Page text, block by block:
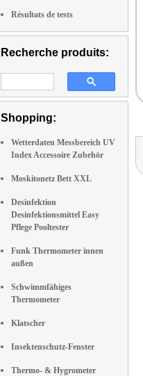
Résultats de tests
Recherche produits:
Shopping:
Wetterdaten Messbereich UV
Index Accessoire Zubehör
Moskitonetz Bett XXL
Desinfektion
Desinfektionsmittel Easy
Pflege Pooltester
Funk Thermometer innen
außen
Schwimmfähiges
Thermometer
Klatscher
Insektenschutz-Fenster
Thermo- & Hygrometer